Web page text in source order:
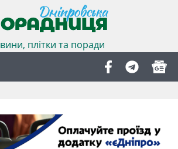
плітки та поради